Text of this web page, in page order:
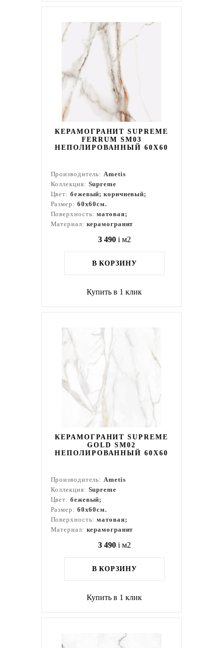
КЕРАМОГРАНИТ SUPREME
FERRUM SM03
НЕПОЛИРОВАННЫЙ 60X60
Производитель:Ametis
Коллекция: Supreme
Цвет: бежевый; коричневый;
Размер: 60x60см.
Поверхность:матовая;
Материал: керамогранит
3 490 i м2
В КОРЗИНУ
Купить в 1 клик
КЕРАМОГРАНИТ SUPREME
GOLD SM02
НЕПОЛИРОВАННЫЙ 60X60
Производитель:Ametis
Коллекция: Supreme
Цвет: бежевый;
Размер: 60x60см.
Поверхность:матовая;
Материал: керамогранит
3 490 i м2
В КОРЗИНУ
Купить в 1 клик